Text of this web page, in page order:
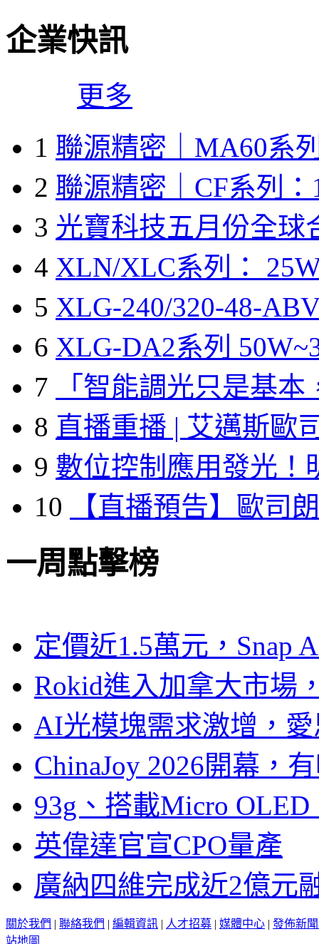
企業快訊
更多
1 聯源精密｜MA60系
2 聯源精密｜CF系列：
3 光寶科技五月份全球
4 XLN/XLC系列：
5 XLG-240/320-48-
6 XLG-DA2系列
7
「智能調光只是基本
8 直播重播 | 艾邁斯歐
9 數位控制應用發光！
10
【直播預告】歐司
一周點擊榜
定價近1.5萬元，Snap
Rokid進入加拿大市場
AI光模塊需求激增，
ChinaJoy 2026開幕，
93g、搭載Micro
英偉達官宣CPO量產
廣納四維完成近2億元
關於我們 | 聯絡我們 | 編輯資訊 | 人才招募 | 媒體中心 | 發佈新
站地圖